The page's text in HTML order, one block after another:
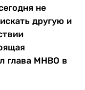
не
другую и
глава МНВО в